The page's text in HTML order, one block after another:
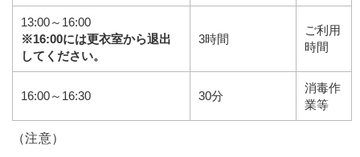
13:00～16:00
※16:00には更衣室から退出
してください。
3時間
ご利用
時間
16:00～16:30 30分
消毒作
業等
（注意）